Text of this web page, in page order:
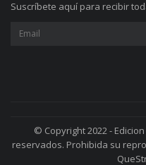
Suscríbete aquí para recibir
© Copyright 2022 -
reservados. Prohibida su